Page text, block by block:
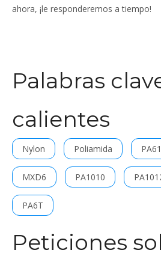
ahora, ¡le responderemos a tiempo!
Palabras
calientes
Nylon Poliamida
MXD6 PA1010
PA6T
Peticiones